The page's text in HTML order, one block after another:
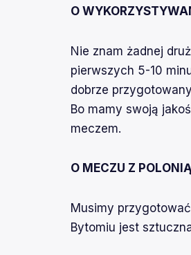
O
Nie znam żadnej
pierwszych 5-10
dobrze
Bo mamy swoją
meczem.
O MECZU Z
Musimy
Bytomiu jest